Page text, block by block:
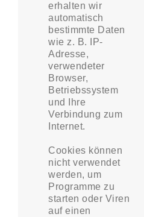
erhalten wir
automatisch
bestimmte Daten
wie z. B. IP-
Adresse,
verwendeter
Browser,
Betriebssystem
und Ihre
Verbindung zum
Internet.
Cookies können
nicht verwendet
werden, um
Programme zu
starten oder Viren
auf einen